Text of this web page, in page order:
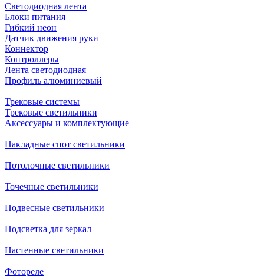
Светодиодная лента
Блоки питания
Гибкий неон
Датчик движения руки
Коннектор
Контроллеры
Лента светодиодная
Профиль алюминиевый
Трековые системы
Трековые светильники
Аксессуары и комплектующие
Накладные спот светильники
Потолочные светильники
Точечные светильники
Подвесные светильники
Подсветка для зеркал
Настенные светильники
Фотореле